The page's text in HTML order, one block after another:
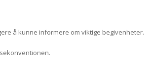
å kunne informere om viktige begivenheter.